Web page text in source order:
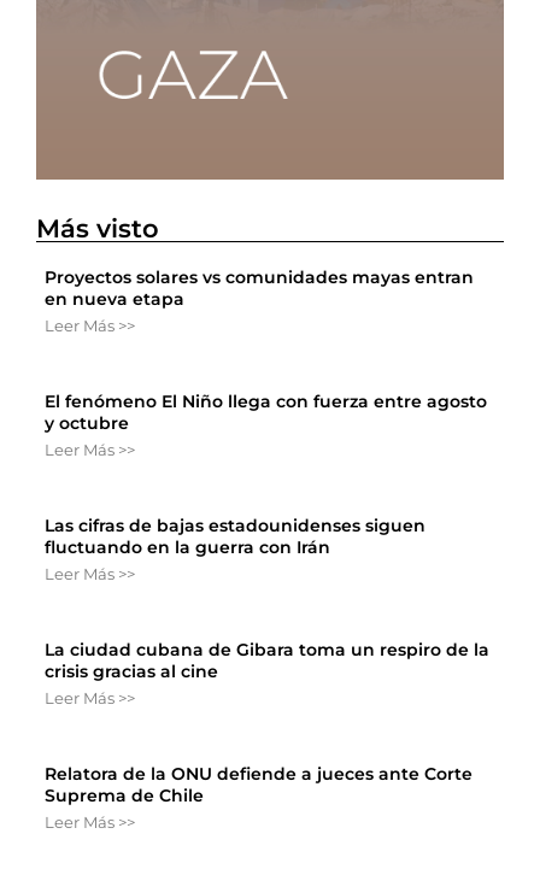
Más visto
Proyectos solares vs comunidades mayas entran
en nueva etapa
Leer Más >>
El fenómeno El Niño llega con fuerza entre agosto
y octubre
Leer Más >>
Las cifras de bajas estadounidenses siguen
fluctuando en la guerra con Irán
Leer Más >>
La ciudad cubana de Gibara toma un respiro de la
crisis gracias al cine
Leer Más >>
Relatora de la ONU defiende a jueces ante Corte
Suprema de Chile
Leer Más >>